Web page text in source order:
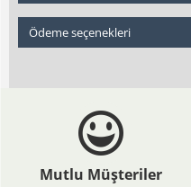
Ödeme seçenekleri
Mutlu Müşteriler